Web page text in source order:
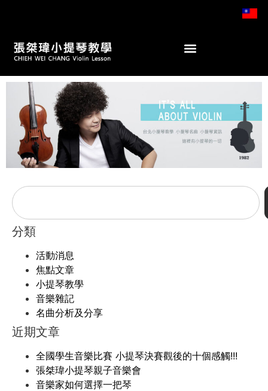
分類
活動消息
焦點文章
小提琴教學
音樂雜記
名曲分析及分享
近期文章
全國學生音樂比賽 小提琴決賽觀後的十個感觸!!!
張桀瑋小提琴親子音樂會
音樂家如何選擇一把琴